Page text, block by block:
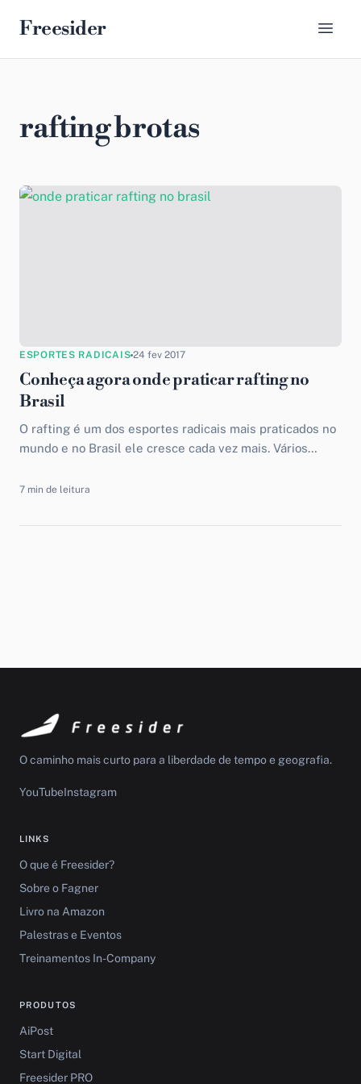
Freesider
rafting brotas
ESPORTES RADICAIS 24 fev 2017
Conheça agora onde praticar rafting no
Brasil
O rafting é um dos esportes radicais mais praticados no
mundo e no Brasil ele cresce cada vez mais. Vários
7 min de leitura
O caminho mais curto para a liberdade de tempo e geografia.
YouTubeInstagram
LINKS
O que é Freesider?
Sobre o Fagner
Livro na Amazon
Palestras e Eventos
Treinamentos In-Company
PRODUTOS
AiPost
Start Digital
Freesider PRO